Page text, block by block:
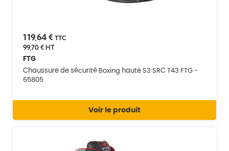
119,64 € TTC
99,70 €HT
FTG
Chaussure de sécurité Boxing haute S3 SRC T43 FTG -
65805
Voir le produit